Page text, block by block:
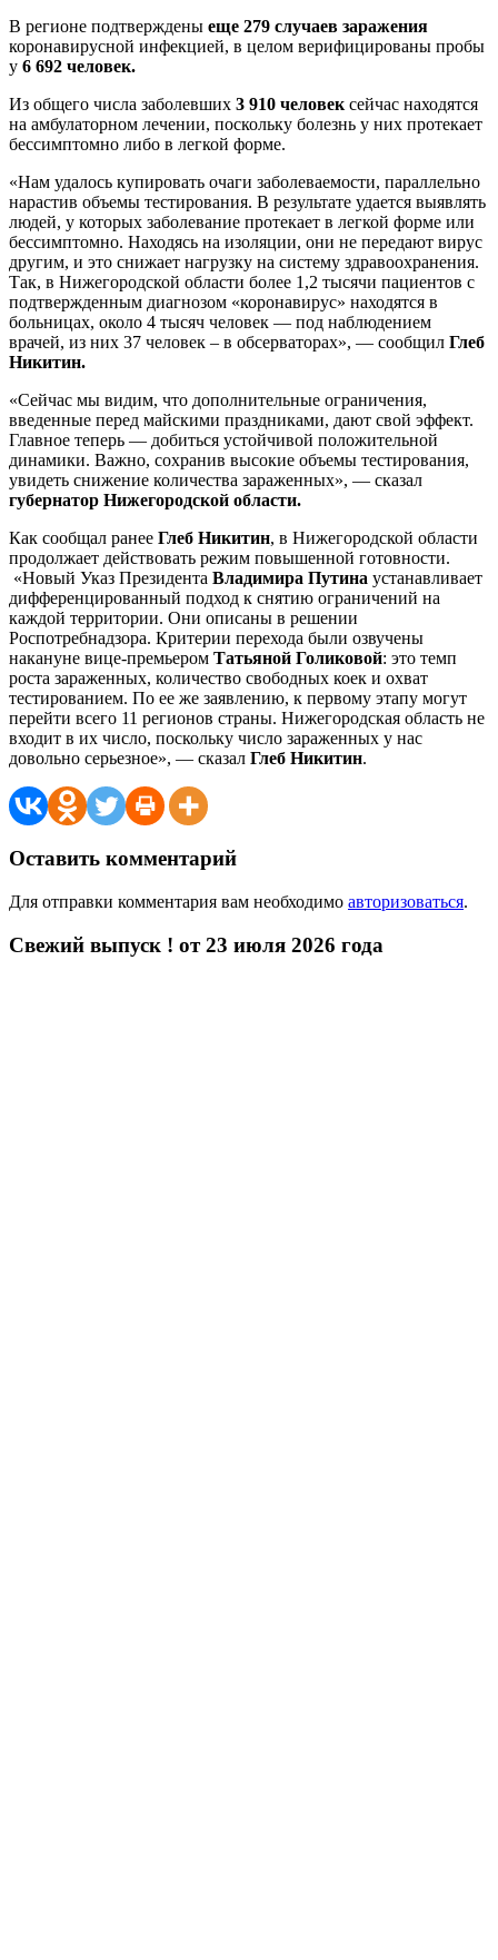
В регионе подтверждены еще 279 случаев заражения
коронавирусной инфекцией, в целом верифицированы пробы
у 6 692 человек.
Из общего числа заболевших 3 910 человексейчас находятся
на амбулаторном лечении, поскольку болезнь у них протекает
бессимптомно либо в легкой форме.
«Нам удалось купировать очаги заболеваемости, параллельно
нарастив объемы тестирования. В результате удается выявлять
людей, у которых заболевание протекает в легкой форме или
бессимптомно. Находясь на изоляции, они не передают вирус
другим, и это снижает нагрузку на систему здравоохранения.
Так, в Нижегородской области более 1,2 тысячи пациентов с
подтвержденным диагнозом «коронавирус» находятся в
больницах, около 4 тысяч человек — под наблюдением
врачей, из них 37 человек – в обсерваторах», — сообщил Глеб
Никитин.
«Сейчас мы видим, что дополнительные ограничения,
введенные перед майскими праздниками, дают свой эффект.
Главное теперь — добиться устойчивой положительной
динамики. Важно, сохранив высокие объемы тестирования,
увидеть снижение количества зараженных», — сказал
губернатор Нижегородской области.
Как сообщал ранее Глеб Никитин, в Нижегородской области
продолжает действовать режим повышенной готовности.
«Новый Указ Президента Владимира Путина устанавливает
дифференцированный подход к снятию ограничений на
каждой территории. Они описаны в решении
Роспотребнадзора. Критерии перехода были озвучены
накануне вице-премьером Татьяной Голиковой: это темп
роста зараженных, количество свободных коек и охват
тестированием. По ее же заявлению, к первому этапу могут
перейти всего 11 регионов страны. Нижегородская область не
входит в их число, поскольку число зараженных у нас
довольно серьезное», — сказал Глеб Никитин.
Оставить комментарий
Для отправки комментария вам необходимо авторизоваться.
Свежий выпуск ! от 23 июля 2026 года